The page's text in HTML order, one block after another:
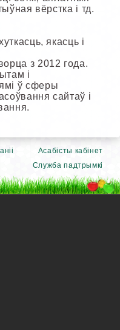
вёрстка і тд.
якасць і
з 2012 года.
і
ў сферы
сайтаў і
Асабісты кабінет
Служба падтрымкі